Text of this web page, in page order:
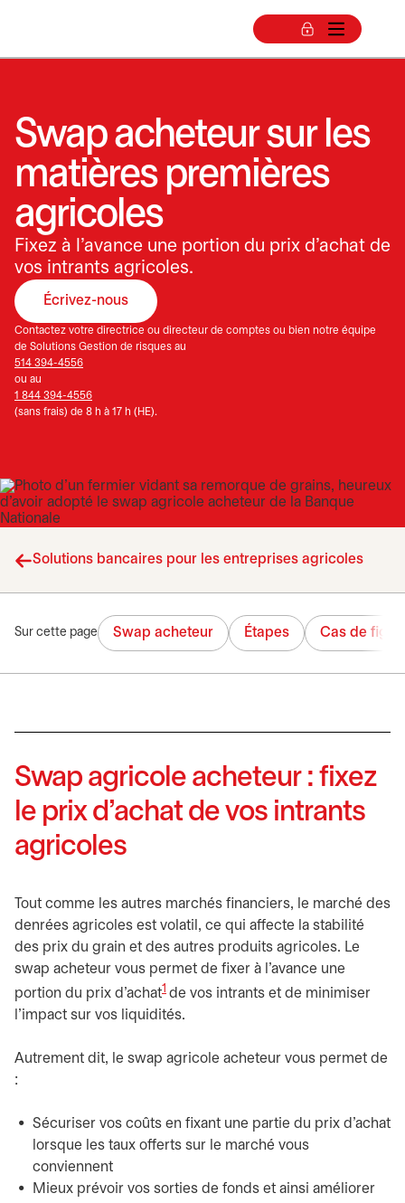
Swap acheteur sur les
matières premières
agricoles
Fixez à l’avance une portion du prix d’achat de
vos intrants agricoles.
Écrivez-nous
Contactez votre directrice ou directeur de comptes ou bien notre équipe
de Solutions Gestion de risques au
514 394-4556
ou au
1 844 394-4556
(sans frais) de 8 h à 17 h (HE).
Solutions bancaires pour les entreprises agricoles
Sur cette page Swap acheteur Étapes Cas de
Swap agricole acheteur : fixez
le prix d’achat de vos intrants
agricoles
Tout comme les autres marchés financiers, le marché des
denrées agricoles est volatil, ce qui affecte la stabilité
des prix du grain et des autres produits agricoles. Le
swap acheteur vous permet de fixer à l’avance une
portion du prix d’achat1 de vos intrants et de minimiser
l’impact sur vos liquidités.
Autrement dit, le swap agricole acheteur vous permet de
:
Sécuriser vos coûts en fixant une partie du prix d’achat
lorsque les taux offerts sur le marché vous
conviennent
Mieux prévoir vos sorties de fonds et ainsi améliorer